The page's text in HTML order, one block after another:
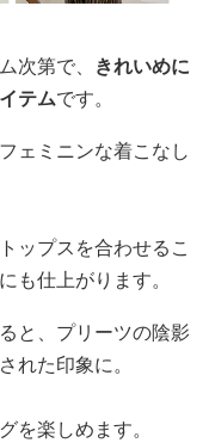
次第で、 きれいめに
テムです。
ェミニンな着こなし
ップスを合わせるこ
も仕上がります。
と、プリーツの陰影
れた印象に。
を楽しめます。